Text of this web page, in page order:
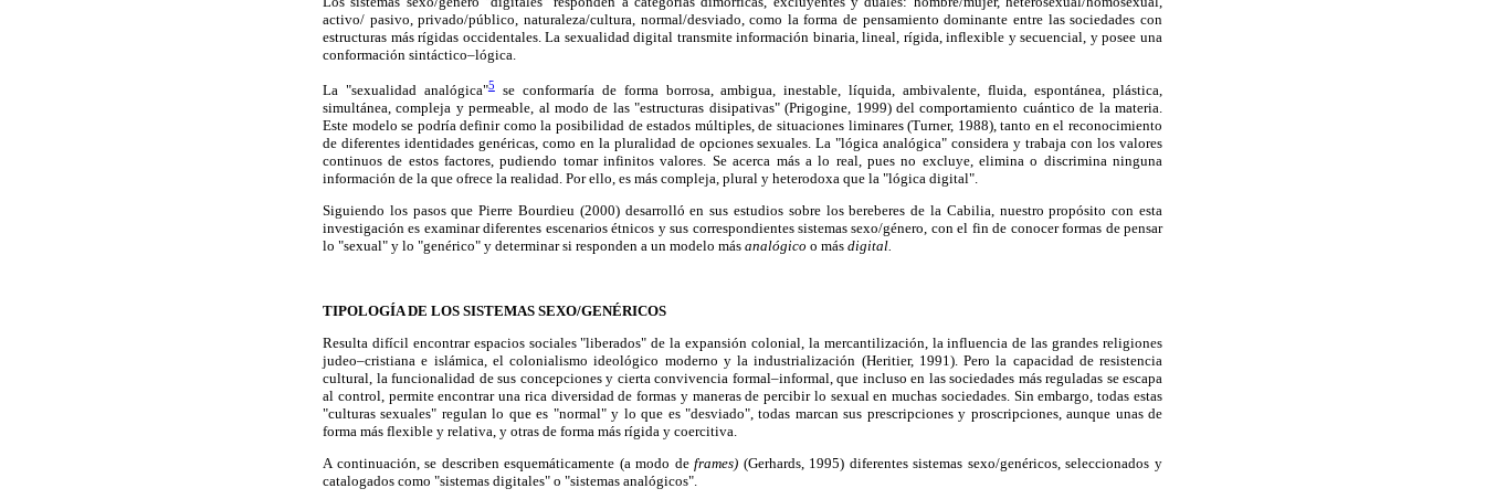
activo/ pasivo, privado/público, naturaleza/cultura, normal/desviado, como la forma de pensamiento dominante entre las sociedades con
estructuras más rígidas occidentales. La sexualidad digital transmite información binaria, lineal, rígida, inflexible y secuencial, y posee una
conformación sintáctico–lógica.
La "sexualidad analógica"5se conformaría de forma borrosa, ambigua, inestable, líquida, ambivalente, fluida, espontánea, plástica,
simultánea, compleja y permeable, al modo de las "estructuras disipativas" (Prigogine, 1999) del comportamiento cuántico de la materia.
Este modelo se podría definir como la posibilidad de estados múltiples, de situaciones liminares (Turner, 1988), tanto en el reconocimiento
de diferentes identidades genéricas, como en la pluralidad de opciones sexuales. La "lógica analógica" considera y trabaja con los valores
continuos de estos factores, pudiendo tomar infinitos valores. Se acerca más a lo real, pues no excluye, elimina o discrimina ninguna
información de la que ofrece la realidad. Por ello, es más compleja, plural y heterodoxa que la "lógica digital".
Siguiendo los pasos que Pierre Bourdieu (2000) desarrolló en sus estudios sobre los bereberes de la Cabilia, nuestro propósito con esta
investigación es examinar diferentes escenarios étnicos y sus correspondientes sistemas sexo/género, con el fin de conocer formas de pensar
lo "sexual" y lo "genérico" y determinar si responden a un modelo más analógico o más digital.
TIPOLOGÍA DE LOS SISTEMAS SEXO/GENÉRICOS
Resulta difícil encontrar espacios sociales "liberados" de la expansión colonial, la mercantilización, la influencia de las grandes religiones
judeo–cristiana e islámica, el colonialismo ideológico moderno y la industrialización (Heritier, 1991). Pero la capacidad de resistencia
cultural, la funcionalidad de sus concepciones y cierta convivencia formal–informal, que incluso en las sociedades más reguladas se escapa
al control, permite encontrar una rica diversidad de formas y maneras de percibir lo sexual en muchas sociedades. Sin embargo, todas estas
"culturas sexuales" regulan lo que es "normal" y lo que es "desviado", todas marcan sus prescripciones y proscripciones, aunque unas de
forma más flexible y relativa, y otras de forma más rígida y coercitiva.
A continuación, se describen esquemáticamente (a modo deframes) (Gerhards, 1995) diferentes sistemas sexo/genéricos, seleccionados y
catalogados como "sistemas digitales" o "sistemas analógicos".